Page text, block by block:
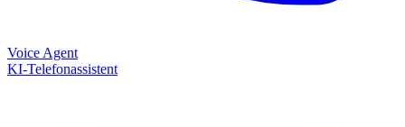
Voice Agent
KI-Telefonassistent